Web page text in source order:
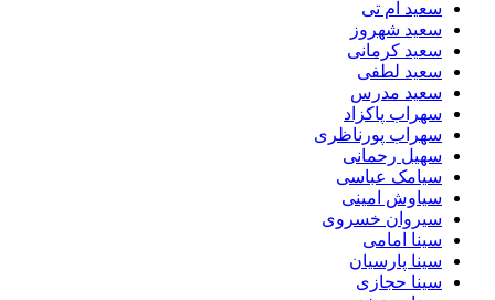
سعید ام تی
سعید شهروز
سعید کرمانی
سعید لطفی
سعید مدرس
سهراب پاکزاد
سهراب پورناظری
سهیل رحمانی
سیامک عباسی
سیاوش امینی
سیروان خسروی
سینا امامی
سینا پارسیان
سینا حجازی